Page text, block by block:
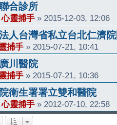
合診所
心靈捕手 » 2015-12-03, 12:06
人台灣省私立台北仁濟
捕手 » 2015-07-21, 10:41
川醫院
捕手 » 2015-07-21, 10:36
衛生署署立雙和醫院
心靈捕手 » 2012-07-10, 22:58